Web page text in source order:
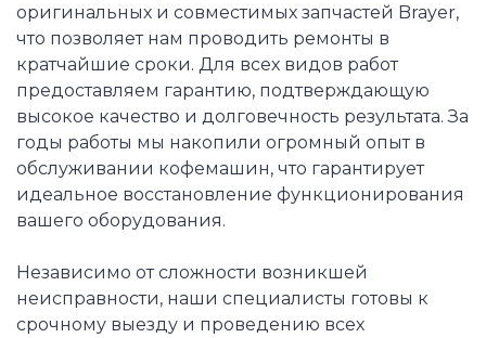
оригинальных и совместимых запчастей Brayer,
что позволяет нам проводить ремонты в
кратчайшие сроки. Для всех видов работ
предоставляем гарантию, подтверждающую
высокое качество и долговечность результата. За
годы работы мы накопили огромный опыт в
обслуживании кофемашин, что гарантирует
идеальное восстановление функционирования
вашего оборудования.
Независимо от сложности возникшей
неисправности, наши специалисты готовы к
срочному выезду и проведению всех